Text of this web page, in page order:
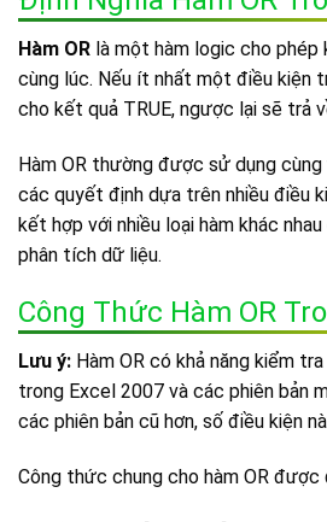
Hàm OR là một hàm logic cho phép
cùng lúc. Nếu ít nhất một điều kiện
cho kết quả TRUE, ngược lại sẽ trả
Hàm OR thường được sử dụng
các quyết định dựa trên nhiều điều
kết hợp với nhiều loại hàm khác
phân tích dữ liệu.
Công Thức Hàm OR
Lưu ý: Hàm OR có khả năng kiểm
trong Excel 2007 và các phiên bản
các phiên bản cũ hơn, số điều kiện
Công thức chung cho hàm OR được